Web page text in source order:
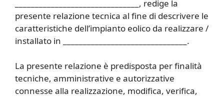
_______________________________, redige la
presente relazione tecnica al fine di descrivere le
caratteristiche dell’impianto eolico da realizzare /
installato in _______________________________.
La presente relazione è predisposta per finalità
tecniche, amministrative e autorizzative
connesse alla realizzazione, modifica, verifica,